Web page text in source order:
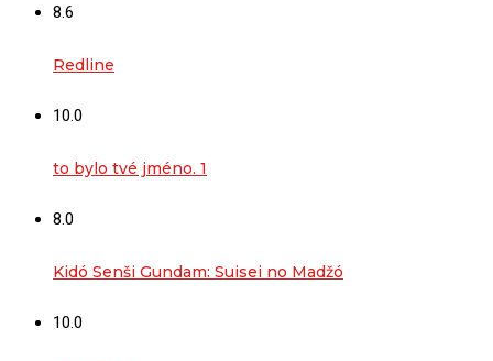
8.6
Redline
10.0
to bylo tvé jméno. 1
8.0
Kidó Senši Gundam: Suisei no Madžó
10.0